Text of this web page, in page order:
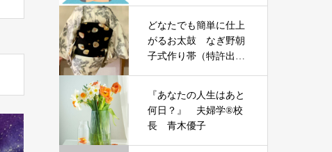
体調を穏やかに整え
る 💖マインドフ
ルネス瞑想
どなたでも簡単に仕上
がるお太鼓 なぎ野朝
子式作り帯（特許出願
『あなたの人生はあと
何日？』 夫婦学®校
長 青木優子